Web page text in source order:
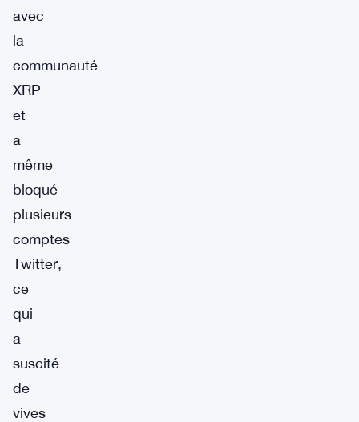
avec
la
communauté
XRP
et
a
même
bloqué
plusieurs
comptes
Twitter,
ce
qui
a
suscité
de
vives